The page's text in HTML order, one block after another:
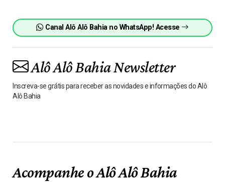
Canal Alô Alô Bahia no WhatsApp! Acesse
Alô Alô Bahia Newsletter
Inscreva-se grátis para receber as novidades e informações do Alô
Alô Bahia
Acompanhe o Alô Alô Bahia